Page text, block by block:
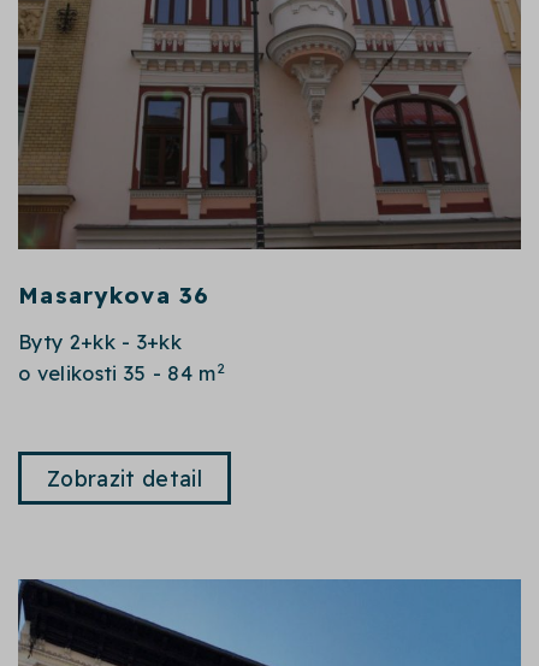
Masarykova 36
Byty 2+kk - 3+kk
o velikosti 35 - 84 m2
Zobrazit detail